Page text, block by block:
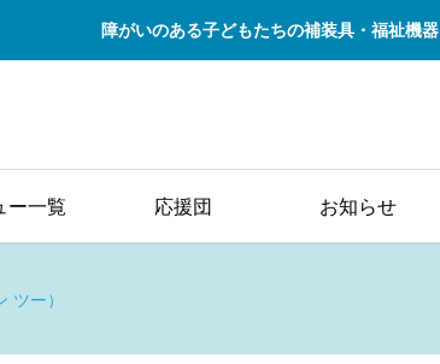
障がいのある子どもたちの補装具・福祉機器
ー一覧 応援団 お知らせ
ツー）